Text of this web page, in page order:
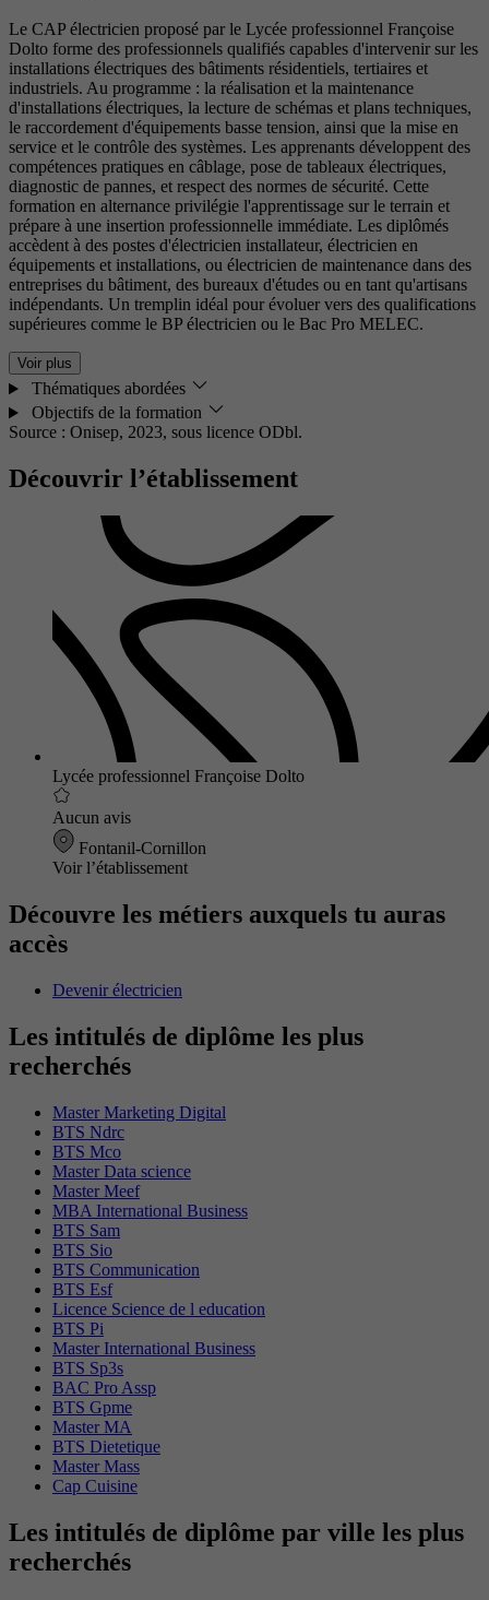
Le CAP électricien proposé par le Lycée professionnel Françoise
Dolto forme des professionnels qualifiés capables d'intervenir sur les
installations électriques des bâtiments résidentiels, tertiaires et
industriels. Au programme : la réalisation et la maintenance
d'installations électriques, la lecture de schémas et plans techniques,
le raccordement d'équipements basse tension, ainsi que la mise en
service et le contrôle des systèmes. Les apprenants développent des
compétences pratiques en câblage, pose de tableaux électriques,
diagnostic de pannes, et respect des normes de sécurité. Cette
formation en alternance privilégie l'apprentissage sur le terrain et
prépare à une insertion professionnelle immédiate. Les diplômés
accèdent à des postes d'électricien installateur, électricien en
équipements et installations, ou électricien de maintenance dans des
entreprises du bâtiment, des bureaux d'études ou en tant qu'artisans
indépendants. Un tremplin idéal pour évoluer vers des qualifications
supérieures comme le BP électricien ou le Bac Pro MELEC.
Voir plus
Thématiques abordées
Objectifs de la formation
Source : Onisep, 2023, sous licence ODbl.
Découvrir l’établissement
Lycée professionnel Françoise Dolto
Aucun avis
Fontanil-Cornillon
Voir l’établissement
Découvre les métiers auxquels tu auras
accès
Devenir électricien
Les intitulés de diplôme les plus
recherchés
Master Marketing Digital
BTS Ndrc
BTS Mco
Master Data science
Master Meef
MBA International Business
BTS Sam
BTS Sio
BTS Communication
BTS Esf
Licence Science de l education
BTS Pi
Master International Business
BTS Sp3s
BAC Pro Assp
BTS Gpme
Master MA
BTS Dietetique
Master Mass
Cap Cuisine
Les intitulés de diplôme par ville les plus
recherchés